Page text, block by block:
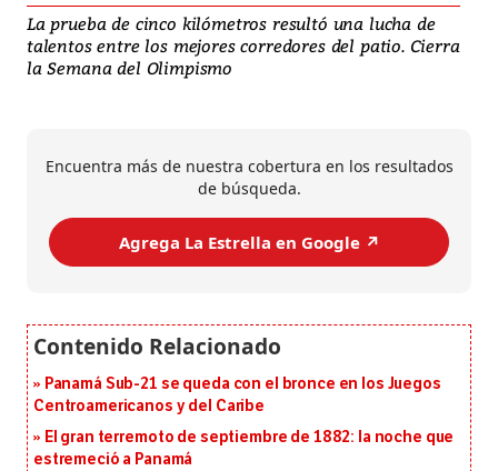
La prueba de cinco kilómetros resultó una lucha de
talentos entre los mejores corredores del patio. Cierra
la Semana del Olimpismo
Encuentra más de nuestra cobertura en los resultados
de búsqueda.
Agrega La Estrella en Google ↗️
Panamá Sub-21 se queda con el bronce en los Juegos
Centroamericanos y del Caribe
El gran terremoto de septiembre de 1882: la noche que
estremeció a Panamá